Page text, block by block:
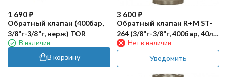
1 690₽
Обратный клапан (400бар,
3/8"г-3/8"г, нерж) TOR
В наличии
В корзину
3 600₽
Обратный клапан R+M ST-
264 (3/8"г-3/8"г, 400бар, 40л/
мин, нерж)
Нет в наличии
Уведомить